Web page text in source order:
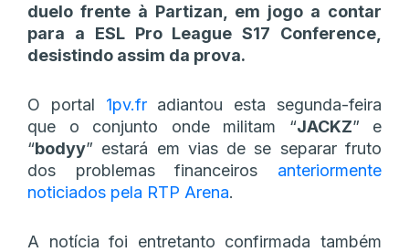
duelo frente à Partizan, em jogo a contar
para a ESL Pro League S17 Conference,
desistindo assim da prova.
O portal 1pv.fradiantou esta segunda-feira
que o conjunto onde militam “JACKZ” e
“bodyy” estará em vias de se separar fruto
dos problemas financeiros anteriormente
noticiados pela RTP Arena.
A notícia foi entretanto confirmada também